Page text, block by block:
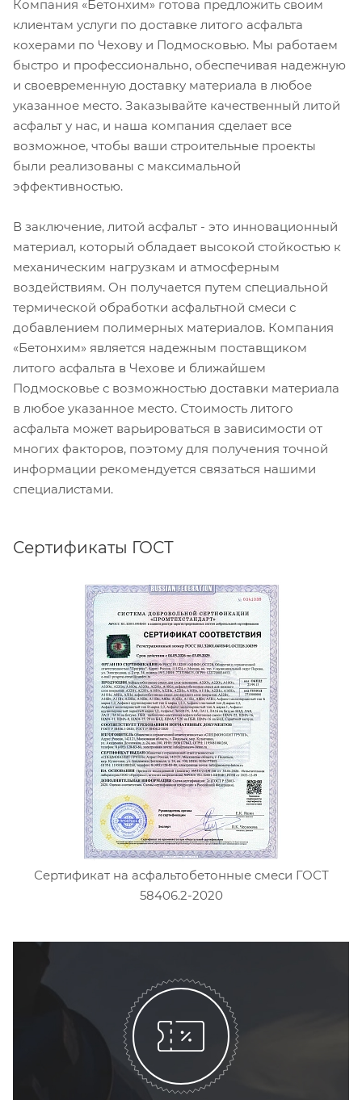
Компания «Бетонхим» готова предложить своим
клиентам услуги по доставке литого асфальта
кохерами по Чехову и Подмосковью. Мы работаем
быстро и профессионально, обеспечивая надежную
и своевременную доставку материала в любое
указанное место. Заказывайте качественный литой
асфальт у нас, и наша компания сделает все
возможное, чтобы ваши строительные проекты
были реализованы с максимальной
эффективностью.
В заключение, литой асфальт - это инновационный
материал, который обладает высокой стойкостью к
механическим нагрузкам и атмосферным
воздействиям. Он получается путем специальной
термической обработки асфальтной смеси с
добавлением полимерных материалов. Компания
«Бетонхим» является надежным поставщиком
литого асфальта в Чехове и ближайшем
Подмосковье с возможностью доставки материала
в любое указанное место. Стоимость литого
асфальта может варьироваться в зависимости от
многих факторов, поэтому для получения точной
информации рекомендуется связаться нашими
специалистами.
Сертификаты ГОСТ
Сертификат на асфальтобетонные смеси ГОСТ
58406.2-2020